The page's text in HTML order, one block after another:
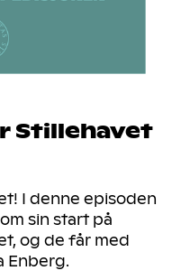
Stillehavet
I denne episoden
sin start på
og de får med
Enberg.